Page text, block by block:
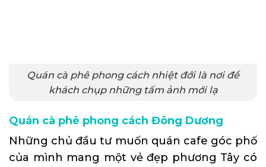
Quán cà phê phong cách nhiệt đới là nơi để
khách chụp những tấm ảnh mới lạ
Quán cà phê phong cách Đông Dương
Những chủ đầu tư muốn quán cafe góc phố
của mình mang một vẻ đẹp phương Tây có